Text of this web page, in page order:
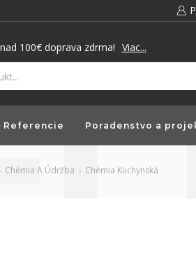
100€ doprava zdrma! Viac...
Referencie Poradenstvo a
Chémia A Údržba Chémia Kuchynská